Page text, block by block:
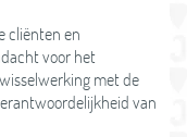
cliënten en
voor het
met de
van